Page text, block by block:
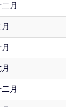
二月
月
二月